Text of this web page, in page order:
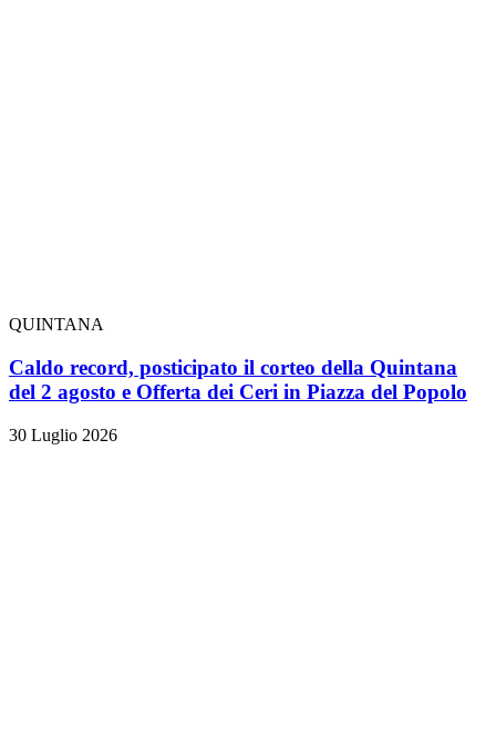
QUINTANA
Caldo record, posticipato il corteo della Quintana
del 2 agosto e Offerta dei Ceri in Piazza del Popolo
30 Luglio 2026